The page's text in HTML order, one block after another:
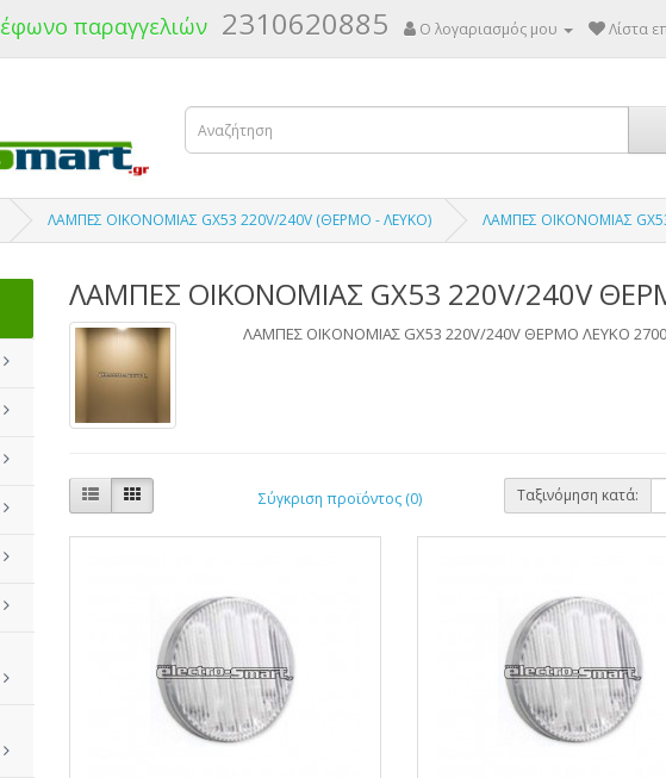
παραγγελιών 2310620885 Ο λογαριασμός μου Λίστα
ΛΑΜΠΕΣ ΟΙΚΟΝΟΜΙΑΣ GX53 220V/240V (ΘΕΡΜΟ - ΛΕΥΚΟ) ΛΑΜΠΕΣ ΟΙΚΟΝΟΜΙΑΣ
ΛΑΜΠΕΣ ΟΙΚΟΝΟΜΙΑΣ GX53 220V/240V
ΛΑΜΠΕΣ ΟΙΚΟΝΟΜΙΑΣ GX53 220V/240V ΘΕΡΜΟ ΛΕΥΚΟ
Σύγκριση προϊόντος (0) Ταξινόμηση κατά: